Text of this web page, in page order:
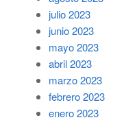
julio 2023
junio 2023
mayo 2023
abril 2023
marzo 2023
febrero 2023
enero 2023